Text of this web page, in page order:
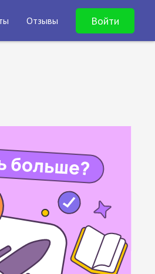
Отзывы Войти